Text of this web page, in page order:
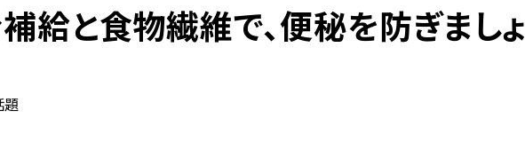
給と食物繊維で、便秘を防ぎましょ